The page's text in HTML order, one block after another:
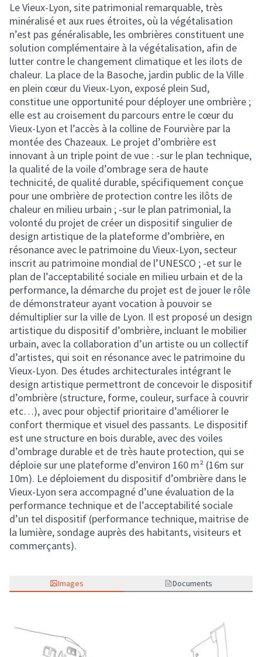
Le Vieux-Lyon, site patrimonial remarquable, très
minéralisé et aux rues étroites, où la végétalisation
n’est pas généralisable, les ombrières constituent une
solution complémentaire à la végétalisation, afin de
lutter contre le changement climatique et les ilots de
chaleur. La place de la Basoche, jardin public de la Ville
en plein cœur du Vieux-Lyon, exposé plein Sud,
constitue une opportunité pour déployer une ombrière ;
elle est au croisement du parcours entre le cœur du
Vieux-Lyon et l’accès à la colline de Fourvière par la
montée des Chazeaux. Le projet d’ombrière est
innovant à un triple point de vue : -sur le plan technique,
la qualité de la voile d’ombrage sera de haute
technicité, de qualité durable, spécifiquement conçue
pour une ombrière de protection contre les ilôts de
chaleur en milieu urbain ; -sur le plan patrimonial, la
volonté du projet de créer un dispositif singulier de
design artistique de la plateforme d’ombrière, en
résonance avec le patrimoine du Vieux-Lyon, secteur
inscrit au patrimoine mondial de l’UNESCO ; -et sur le
plan de l’acceptabilité sociale en milieu urbain et de la
performance, la démarche du projet est de jouer le rôle
de démonstrateur ayant vocation à pouvoir se
démultiplier sur la ville de Lyon. Il est proposé un design
artistique du dispositif d’ombrière, incluant le mobilier
urbain, avec la collaboration d’un artiste ou un collectif
d’artistes, qui soit en résonance avec le patrimoine du
Vieux-Lyon. Des études architecturales intégrant le
design artistique permettront de concevoir le dispositif
d’ombrière (structure, forme, couleur, surface à couvrir
etc…), avec pour objectif prioritaire d’améliorer le
confort thermique et visuel des passants. Le dispositif
est une structure en bois durable, avec des voiles
d’ombrage durable et de très haute protection, qui se
déploie sur une plateforme d’environ 160 m² (16m sur
10m). Le déploiement du dispositif d’ombrière dans le
Vieux-Lyon sera accompagné d’une évaluation de la
performance technique et de l’acceptabilité sociale
d’un tel dispositif (performance technique, maitrise de
la lumière, sondage auprès des habitants, visiteurs et
commerçants).
Images Documents